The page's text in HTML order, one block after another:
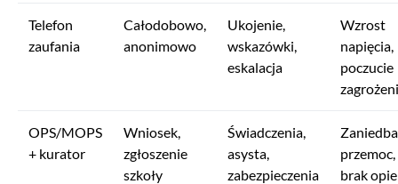
Telefon
zaufania
Całodobowo,
anonimowo
Ukojenie,
wskazówki,
eskalacja
Wzrost
napięcia,
poczucie
OPS/MOPS
+ kurator
Wniosek,
zgłoszenie
szkoły
Świadczenia,
asysta,
zabezpieczenia
przemoc,
brak